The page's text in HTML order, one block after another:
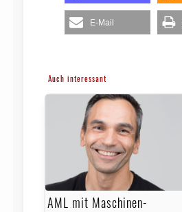
E-Mail
Auch interessant
AML mit Maschinen­